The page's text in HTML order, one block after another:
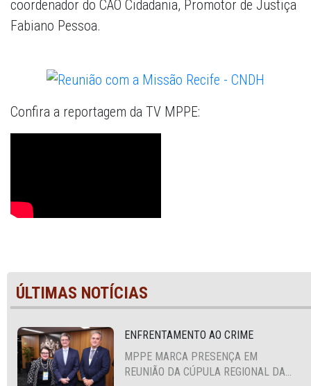
coordenador do CAO Cidadania, Promotor de Justiça
Fabiano Pessoa.
Confira a reportagem da TV MPPE:
ÚLTIMAS NOTÍCIAS
ENFRENTAMENTO AO CRIME
MPPE MARCA PRESENÇA EM
REUNIÃO DA CÚPULA REGIONAL DA